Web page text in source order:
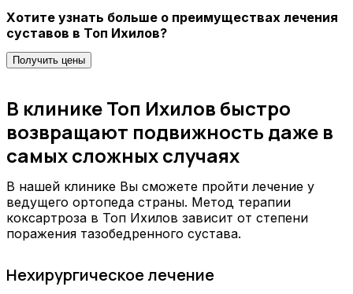
Хотите узнать больше о преимуществах лечения
суставов в Топ Ихилов?
Получить цены
В клинике Топ Ихилов быстро
возвращают подвижность даже в
самых сложных случаях
В нашей клинике Вы сможете пройти лечение у
ведущего ортопеда страны. Метод терапии
коксартроза в Топ Ихилов зависит от степени
поражения тазобедренного сустава.
Нехирургическое лечение